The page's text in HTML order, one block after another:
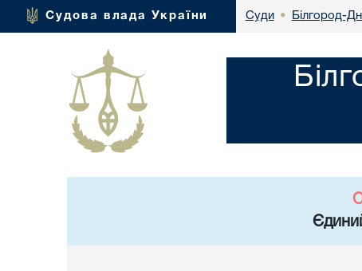
Судова влада України Суди • Білгород-